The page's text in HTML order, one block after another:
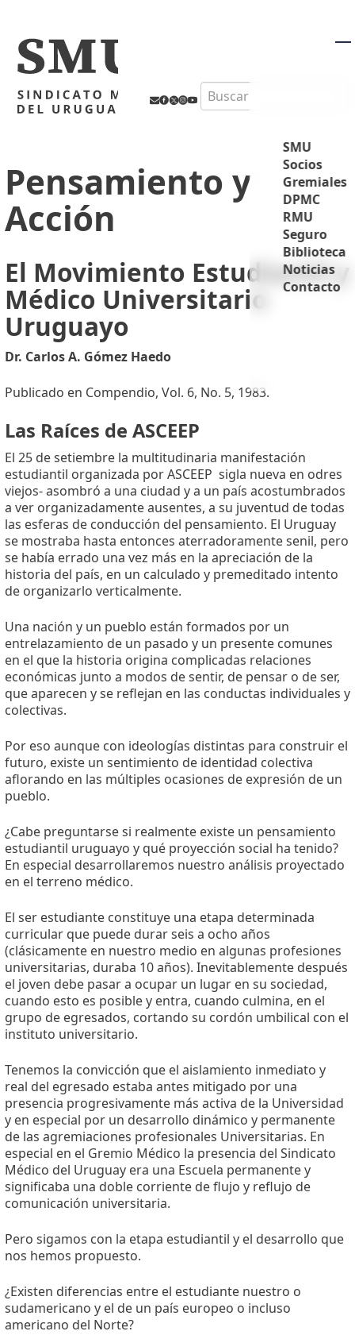
Search
SMU
Socios
Gremiales
DPMC
RMU
Seguro
Biblioteca
Noticias
Contacto
Pensamiento y
Acción
El Movimiento Estudiantil y
Médico Universitario
Uruguayo
Dr. Carlos A. Gómez Haedo
Publicado en Compendio, Vol. 6, No. 5, 1983.
Las Raíces de ASCEEP
El 25 de setiembre la multitudinaria manifestación
estudiantil organizada por ASCEEP  sigla nueva en odres
viejos- asombró a una ciudad y a un país acostumbrados
a ver organizadamente ausentes, a su juventud de todas
las esferas de conducción del pensamiento. El Uruguay
se mostraba hasta entonces aterradoramente senil, pero
se había errado una vez más en la apreciación de la
historia del país, en un calculado y premeditado intento
de organizarlo verticalmente.
Una nación y un pueblo están formados por un
entrelazamiento de un pasado y un presente comunes
en el que la historia origina complicadas relaciones
económicas junto a modos de sentir, de pensar o de ser,
que aparecen y se reflejan en las conductas individuales y
colectivas.
Por eso aunque con ideologías distintas para construir el
futuro, existe un sentimiento de identidad colectiva
aflorando en las múltiples ocasiones de expresión de un
pueblo.
¿Cabe preguntarse si realmente existe un pensamiento
estudiantil uruguayo y qué proyección social ha tenido?
En especial desarrollaremos nuestro análisis proyectado
en el terreno médico.
El ser estudiante constituye una etapa determinada
curricular que puede durar seis a ocho años
(clásicamente en nuestro medio en algunas profesiones
universitarias, duraba 10 años). Inevitablemente después
el joven debe pasar a ocupar un lugar en su sociedad,
cuando esto es posible y entra, cuando culmina, en el
grupo de egresados, cortando su cordón umbilical con el
instituto universitario.
Tenemos la convicción que el aislamiento inmediato y
real del egresado estaba antes mitigado por una
presencia progresivamente más activa de la Universidad
y en especial por un desarrollo dinámico y permanente
de las agremiaciones profesionales Universitarias. En
especial en el Gremio Médico la presencia del Sindicato
Médico del Uruguay era una Escuela permanente y
significaba una doble corriente de flujo y reflujo de
comunicación universitaria.
Pero sigamos con la etapa estudiantil y el desarrollo que
nos hemos propuesto.
¿Existen diferencias entre el estudiante nuestro o
sudamericano y el de un país europeo o incluso
americano del Norte?